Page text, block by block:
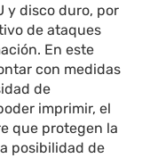
y disco duro, por
de ataques
En este
con medidas
de
imprimir, el
que protegen la
posibilidad de